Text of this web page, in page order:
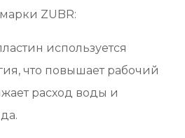
ZUBR:
используется
что повышает рабочий
расход воды и